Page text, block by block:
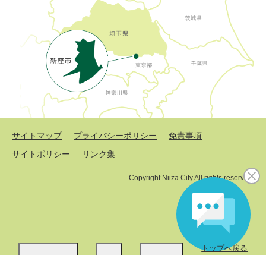
トップへ戻る
サイトマップ プライバシーポリシー
免責事項
サイトポリシー
リンク集
Copyright Niiza City All rights reserved.